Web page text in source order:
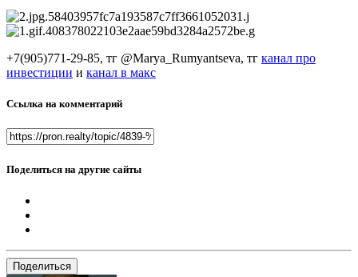
+7(905)771-29-85, тг @Marya_Rumyantseva, тг канал про
инвестиции и канал в макс
Ссылка на комментарий
Поделиться на другие сайты
Поделиться